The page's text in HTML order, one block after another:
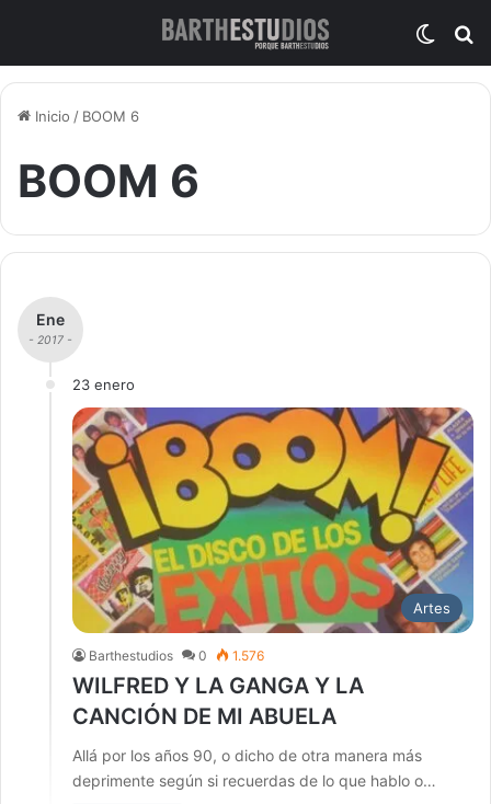
Inicio / BOOM 6
BOOM 6
Ene
- 2017 -
23 enero
Artes
Barthestudios 0 1.576
WILFRED Y LA GANGA Y LA
CANCIÓN DE MI ABUELA
Allá por los años 90, o dicho de otra manera más
deprimente según si recuerdas de lo que hablo o…